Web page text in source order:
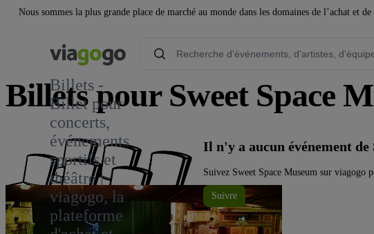
Nous sommes la plus grande place de marché au monde dans les domaines de l’achat et
Billets -
Billet pour
concerts,
événements
sportifs et
théâtre |
viagogo, la
plateforme
Billets pour Sweet Space
Il n'y a aucun événement
Suivez Sweet Space Museum sur viagogo
Suivre